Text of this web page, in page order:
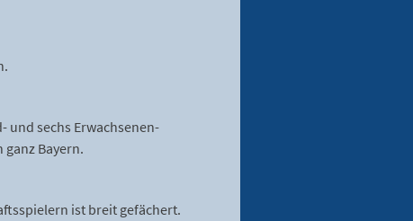
und sechs Erwachsenen-
Bayern.
ist breit gefächert.